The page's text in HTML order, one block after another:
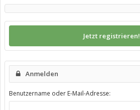
Jetzt registrieren!
Anmelden
Benutzername oder E-Mail-Adresse: